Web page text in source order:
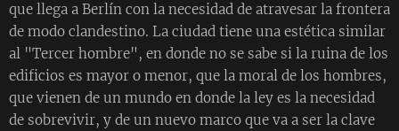
que llega a Berlín con la necesidad de atravesar la frontera
de modo clandestino. La ciudad tiene una estética similar
al "Tercer hombre", en donde no se sabe si la ruina de los
edificios es mayor o menor, que la moral de los hombres,
que vienen de un mundo en donde la ley es la necesidad
de sobrevivir, y de un nuevo marco que va a ser la clave